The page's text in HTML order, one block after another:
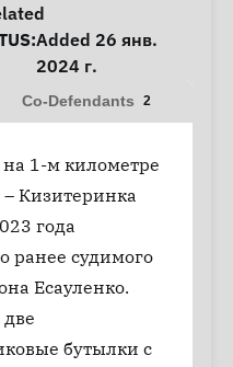
Added 26 янв.
2024 г.
Co-Defendants 2
на 1-м километре
Кизитеринка
года
ранее судимого
Есауленко.
бутылки с